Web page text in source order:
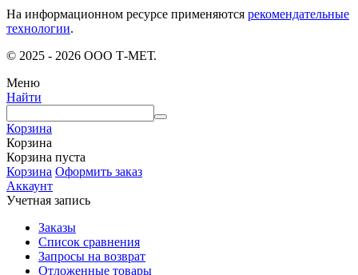
На информационном ресурсе применяются рекомендательные
технологии.
© 2025 - 2026 ООО Т-МЕТ.
Меню
Найти
Корзина
Корзина
Корзина пуста
Корзина Оформить заказ
Аккаунт
Учетная запись
Заказы
Список сравнения
Запросы на возврат
Отложенные товары